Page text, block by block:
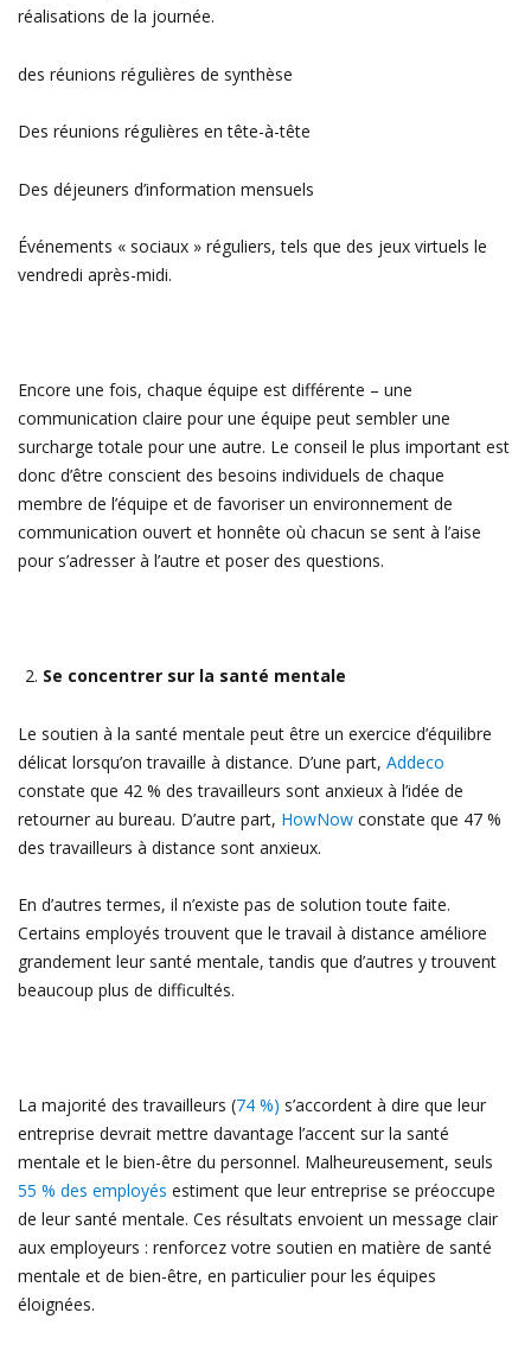
réalisations de la journée.
des réunions régulières de synthèse
Des réunions régulières en tête-à-tête
Des déjeuners d’information mensuels
Événements « sociaux » réguliers, tels que des jeux virtuels le
vendredi après-midi.
Encore une fois, chaque équipe est différente – une
communication claire pour une équipe peut sembler une
surcharge totale pour une autre. Le conseil le plus important est
donc d’être conscient des besoins individuels de chaque
membre de l’équipe et de favoriser un environnement de
communication ouvert et honnête où chacun se sent à l’aise
pour s’adresser à l’autre et poser des questions.
Se concentrer sur la santé mentale
Le soutien à la santé mentale peut être un exercice d’équilibre
délicat lorsqu’on travaille à distance. D’une part, Addeco
constate que 42 % des travailleurs sont anxieux à l’idée de
retourner au bureau. D’autre part, HowNow constate que 47 %
des travailleurs à distance sont anxieux.
En d’autres termes, il n’existe pas de solution toute faite.
Certains employés trouvent que le travail à distance améliore
grandement leur santé mentale, tandis que d’autres y trouvent
beaucoup plus de difficultés.
La majorité des travailleurs (74 %) s’accordent à dire que leur
entreprise devrait mettre davantage l’accent sur la santé
mentale et le bien-être du personnel. Malheureusement, seuls
55 % des employés estiment que leur entreprise se préoccupe
de leur santé mentale. Ces résultats envoient un message clair
aux employeurs : renforcez votre soutien en matière de santé
mentale et de bien-être, en particulier pour les équipes
éloignées.